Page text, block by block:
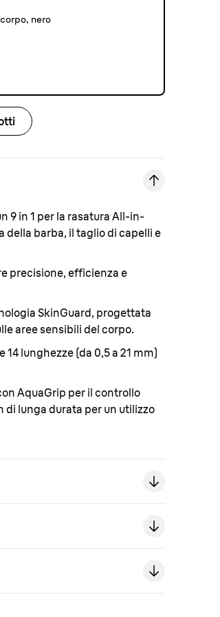
nero
9 in 1 per la rasatura All-in-
barba, il taglio di capelli e
precisione, efficienza e
SkinGuard, progettata
aree sensibili del corpo.
lunghezze (da 0,5 a 21 mm)
AquaGrip per il controllo
di lunga durata per un utilizzo